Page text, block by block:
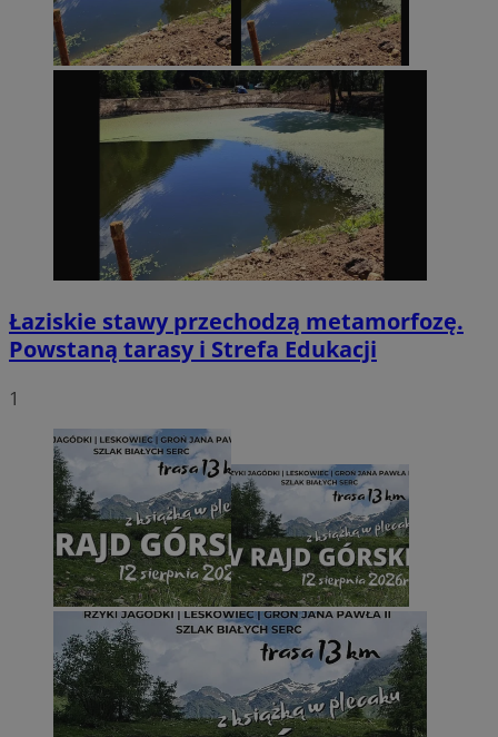
Łaziskie stawy przechodzą metamorfozę.
Powstaną tarasy i Strefa Edukacji
1